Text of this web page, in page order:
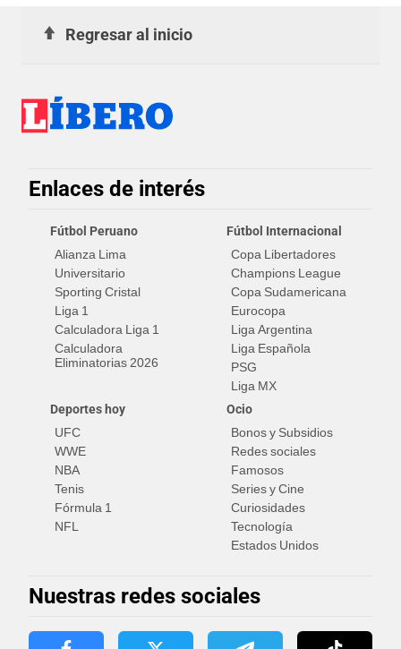
Regresar al inicio
Enlaces de interés
Fútbol Peruano
Alianza Lima
Universitario
Sporting Cristal
Liga 1
Calculadora Liga 1
Calculadora
Eliminatorias 2026
Fútbol Internacional
Copa Libertadores
Champions League
Copa Sudamericana
Eurocopa
Liga Argentina
Liga Española
PSG
Liga MX
Deportes hoy
UFC
WWE
NBA
Tenis
Fórmula 1
NFL
Ocio
Bonos y Subsidios
Redes sociales
Famosos
Series y Cine
Curiosidades
Tecnología
Estados Unidos
Nuestras redes sociales